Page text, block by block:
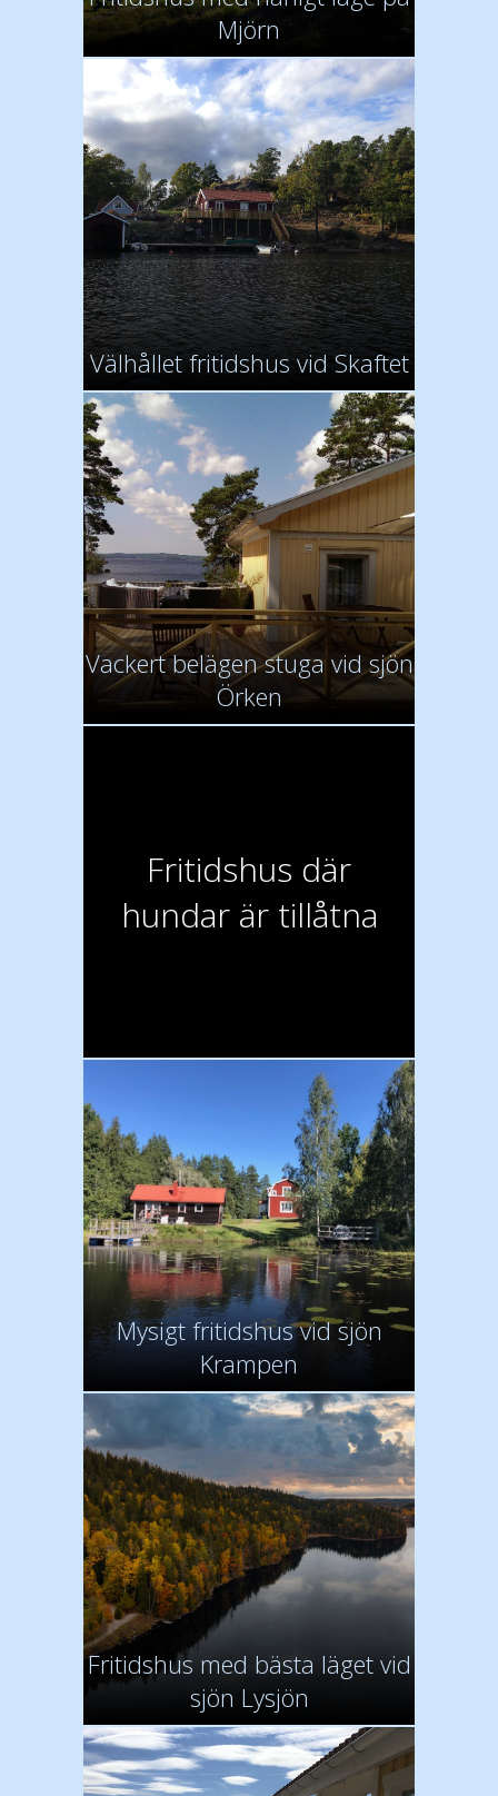
Mjörn
Välhållet fritidshus vid Skaftet
Vackert belägen stuga vid sjön
Örken
Fritidshus där
hundar är tillåtna
Mysigt fritidshus vid sjön
Krampen
Fritidshus med bästa läget vid
sjön Lysjön